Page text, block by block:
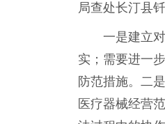
局查处长汀县
一是建立对
实；需要进一
防范措施。二
医疗器械经营